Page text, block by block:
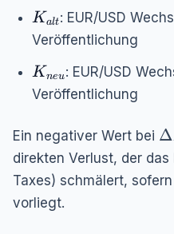
K_{alt}
Kalt: EUR/USD
Veröffentlichung
K_{neu}
Kneu: EUR/USD
Veröffentlichung
Ein negativer Wert bei Δ
direkten Verlust, der das
Taxes) schmälert,
vorliegt.